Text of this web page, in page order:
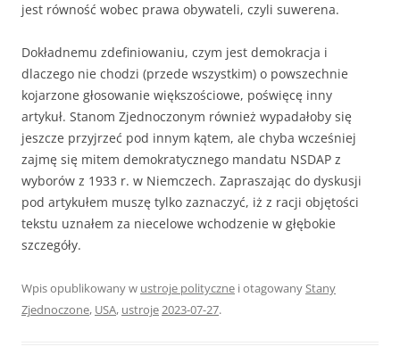
jest równość wobec prawa obywateli, czyli suwerena.
Dokładnemu zdefiniowaniu, czym jest demokracja i
dlaczego nie chodzi (przede wszystkim) o powszechnie
kojarzone głosowanie większościowe, poświęcę inny
artykuł. Stanom Zjednoczonym również wypadałoby się
jeszcze przyjrzeć pod innym kątem, ale chyba wcześniej
zajmę się mitem demokratycznego mandatu NSDAP z
wyborów z 1933 r. w Niemczech. Zapraszając do dyskusji
pod artykułem muszę tylko zaznaczyć, iż z racji objętości
tekstu uznałem za niecelowe wchodzenie w głębokie
szczegóły.
Wpis opublikowany w ustroje polityczne i otagowanyStany
Zjednoczone, USA, ustroje2023-07-27.